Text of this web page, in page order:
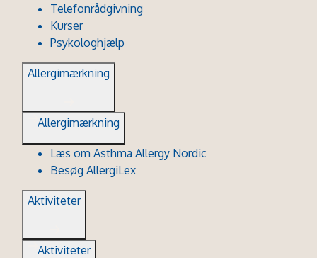
Telefonrådgivning
Kurser
Psykologhjælp
Allergimærkning
Allergimærkning
Læs om Asthma Allergy Nordic
Besøg AllergiLex
Aktiviteter
Aktiviteter